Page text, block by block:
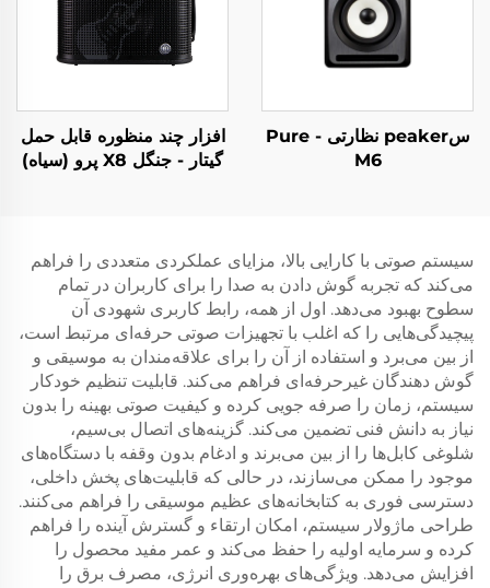
سpeaker نظارتی - Pure
M6
افزار چند منظوره قابل حمل
گیتار - جنگل X8 پرو (سیاه)
سیستم صوتی با کارایی بالا، مزایای عملکردی متعددی را فراهم
می‌کند که تجربه گوش دادن به صدا را برای کاربران در تمام
سطوح بهبود می‌دهد. اول از همه، رابط کاربری شهودی آن
پیچیدگی‌هایی را که اغلب با تجهیزات صوتی حرفه‌ای مرتبط است،
از بین می‌برد و استفاده از آن را برای علاقه‌مندان به موسیقی و
گوش دهندگان غیرحرفه‌ای فراهم می‌کند. قابلیت تنظیم خودکار
سیستم، زمان را صرفه جویی کرده و کیفیت صوتی بهینه را بدون
نیاز به دانش فنی تضمین می‌کند. گزینه‌های اتصال بی‌سیم،
شلوغی کابل‌ها را از بین می‌برند و ادغام بدون وقفه با دستگاه‌های
موجود را ممکن می‌سازند، در حالی که قابلیت‌های پخش داخلی،
دسترسی فوری به کتابخانه‌های عظیم موسیقی را فراهم می‌کنند.
طراحی ماژولار سیستم، امکان ارتقاء و گسترش آینده را فراهم
کرده و سرمایه اولیه را حفظ می‌کند و عمر مفید محصول را
افزایش می‌دهد. ویژگی‌های بهره‌وری انرژی، مصرف برق را